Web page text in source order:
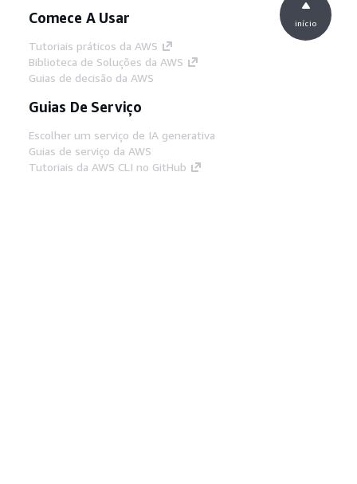
Comece A Usar
Tutoriais práticos da AWS
Biblioteca de Soluções da AWS
Guias de decisão da AWS
Guias De Serviço
Escolher um serviço de IA generativa
Guias de serviço da AWS
Tutoriais da AWS CLI no GitHub
início